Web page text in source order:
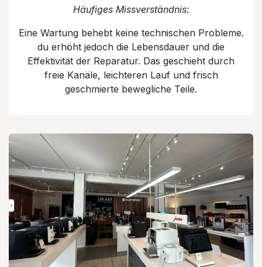
Häufiges Missverständnis:
Eine Wartung behebt keine technischen Probleme.
du erhöht jedoch die Lebensdauer und die
Effektivität der Reparatur. Das geschieht durch
freie Kanäle, leichteren Lauf und frisch
geschmierte bewegliche Teile.